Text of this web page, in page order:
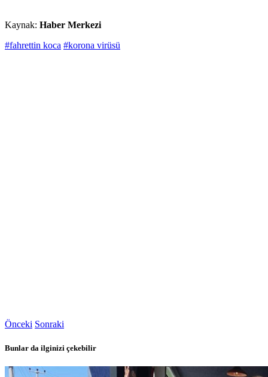
Kaynak: Haber Merkezi
#fahrettin koca #korona virüsü
Önceki Sonraki
Bunlar da ilginizi çekebilir